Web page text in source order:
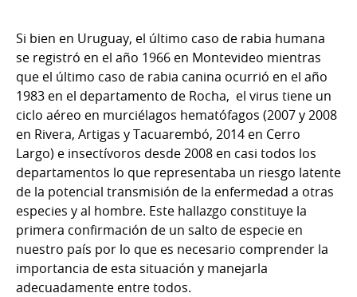
Si bien en Uruguay, el último caso de rabia humana
se registró en el año 1966 en Montevideo mientras
que el último caso de rabia canina ocurrió en el año
1983 en el departamento de Rocha, el virus tiene un
ciclo aéreo en murciélagos hematófagos (2007 y 2008
en Rivera, Artigas y Tacuarembó, 2014 en Cerro
Largo) e insectívoros desde 2008 en casi todos los
departamentos lo que representaba un riesgo latente
de la potencial transmisión de la enfermedad a otras
especies y al hombre. Este hallazgo constituye la
primera confirmación de un salto de especie en
nuestro país por lo que es necesario comprender la
importancia de esta situación y manejarla
adecuadamente entre todos.